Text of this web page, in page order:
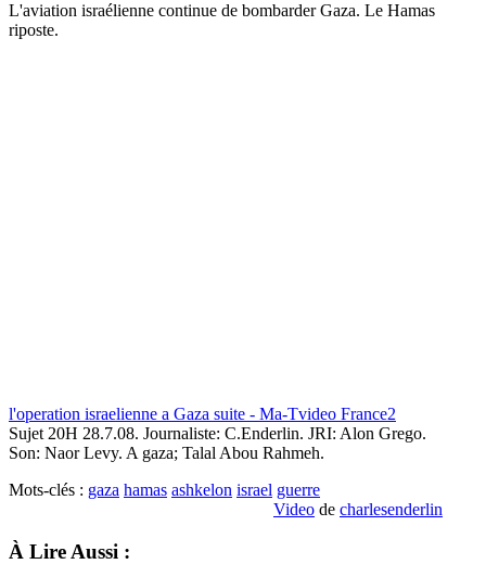
L'aviation israélienne continue de bombarder Gaza. Le Hamas
riposte.
l'operation israelienne a Gaza suite - Ma-Tvideo France2
Sujet 20H 28.7.08. Journaliste: C.Enderlin. JRI: Alon Grego.
Son: Naor Levy. A gaza; Talal Abou Rahmeh.
Mots-clés : gaza hamas ashkelon israel guerre
Video de charlesenderlin
À Lire Aussi :